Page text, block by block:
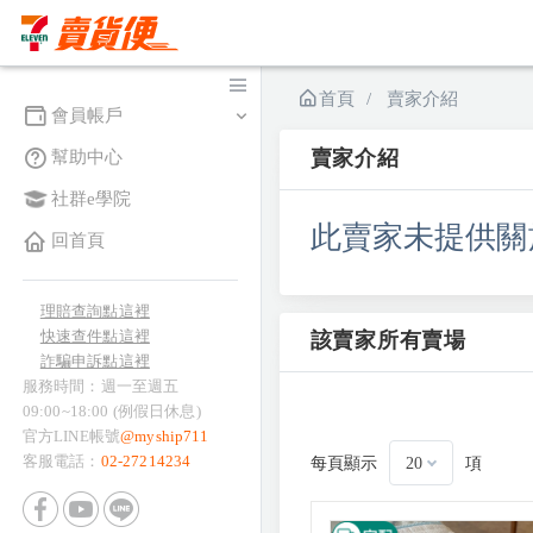
會員帳戶
幫助中心
社群e學院
回首頁
理賠查詢點這裡
快速查件點這裡
詐騙申訴點這裡
服務時間：週一至週五
09:00~18:00 (例假日休息)
官方LINE帳號@myship711
客服電話： 02-27214234
首頁 賣家介紹
賣家介紹
此賣家未提供
該賣家所有賣場
每頁顯示 20 項